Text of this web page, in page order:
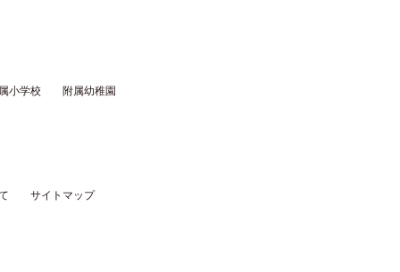
小学校 附属幼稚園
サイトマップ